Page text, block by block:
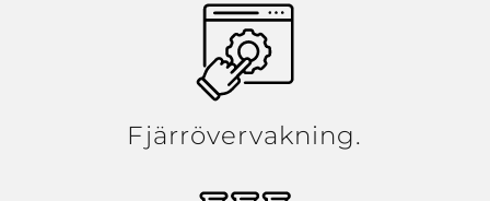
Fjärrövervakning.